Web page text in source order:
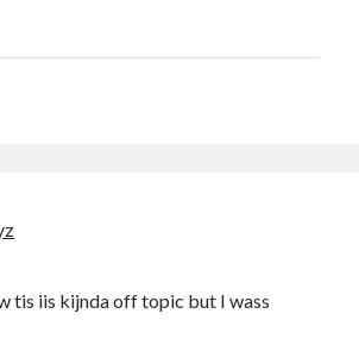
tis iis kijnda off topic but I wass